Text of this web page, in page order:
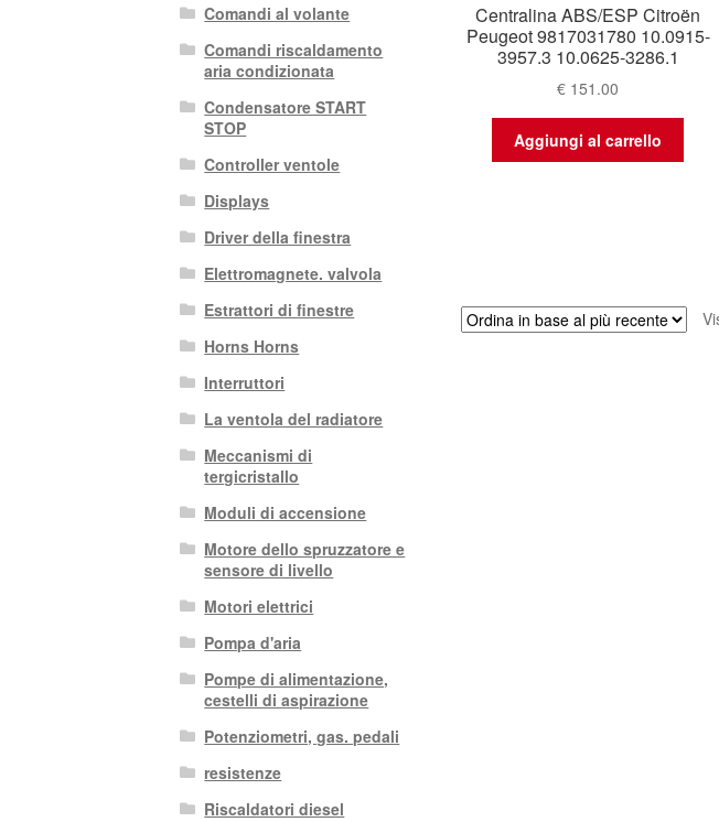
Centralina ABS/ESP Citroën
Peugeot 9817031780 10.0915-
3957.3 10.0625-3286.1
€ 151.00
Aggiungi al carrello
Comandi al volante
Comandi riscaldamento
aria condizionata
Condensatore START
STOP
Controller ventole
Displays
Driver della finestra
Elettromagnete. valvola
Estrattori di finestre
Horns Horns
Interruttori
La ventola del radiatore
Meccanismi di
tergicristallo
Moduli di accensione
Motore dello spruzzatore e
sensore di livello
Motori elettrici
Pompa d'aria
Pompe di alimentazione,
cestelli di aspirazione
Potenziometri, gas. pedali
resistenze
Riscaldatori diesel